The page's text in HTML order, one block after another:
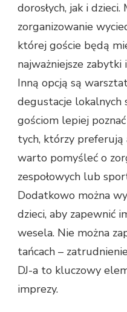
dorosłych, jak i dzieci.
zorganizowanie
której goście będą
najważniejsze
Inną opcją są
degustacje lokalnych
gościom lepiej
tych, którzy preferują
warto pomyśleć o
zespołowych lub
Dodatkowo można
dzieci, aby zapewnić
wesela. Nie można
tańcach –
DJ-a to kluczowy
imprezy.